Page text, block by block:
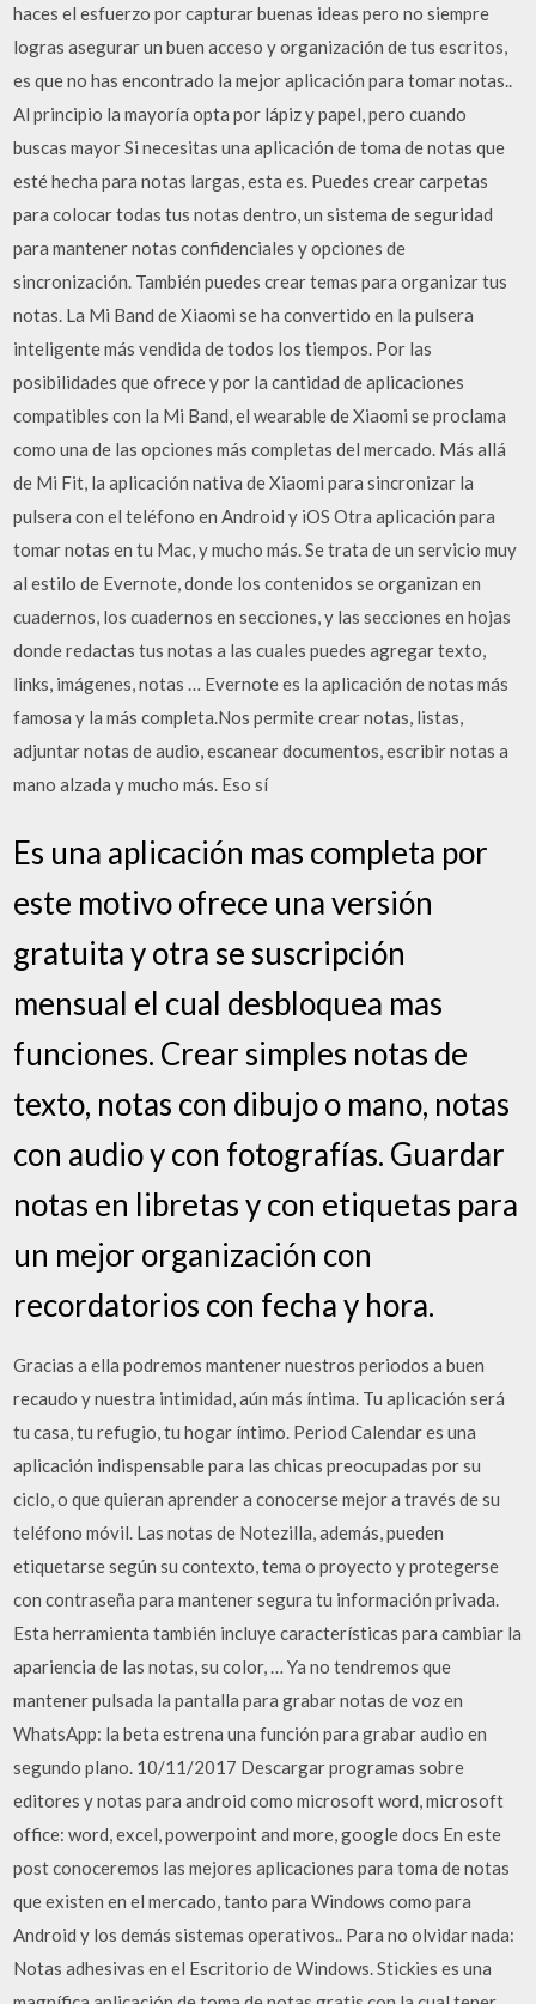
haces el esfuerzo por capturar buenas ideas pero no siempre
logras asegurar un buen acceso y organización de tus escritos,
es que no has encontrado la mejor aplicación para tomar notas..
Al principio la mayoría opta por lápiz y papel, pero cuando
buscas mayor Si necesitas una aplicación de toma de notas que
esté hecha para notas largas, esta es. Puedes crear carpetas
para colocar todas tus notas dentro, un sistema de seguridad
para mantener notas confidenciales y opciones de
sincronización. También puedes crear temas para organizar tus
notas. La Mi Band de Xiaomi se ha convertido en la pulsera
inteligente más vendida de todos los tiempos. Por las
posibilidades que ofrece y por la cantidad de aplicaciones
compatibles con la Mi Band, el wearable de Xiaomi se proclama
como una de las opciones más completas del mercado. Más allá
de Mi Fit, la aplicación nativa de Xiaomi para sincronizar la
pulsera con el teléfono en Android y iOS Otra aplicación para
tomar notas en tu Mac, y mucho más. Se trata de un servicio muy
al estilo de Evernote, donde los contenidos se organizan en
cuadernos, los cuadernos en secciones, y las secciones en hojas
donde redactas tus notas a las cuales puedes agregar texto,
links, imágenes, notas … Evernote es la aplicación de notas más
famosa y la más completa.Nos permite crear notas, listas,
adjuntar notas de audio, escanear documentos, escribir notas a
mano alzada y mucho más. Eso sí
Es una aplicación mas completa por
este motivo ofrece una versión
gratuita y otra se suscripción
mensual el cual desbloquea mas
funciones. Crear simples notas de
texto, notas con dibujo o mano, notas
con audio y con fotografías. Guardar
notas en libretas y con etiquetas para
un mejor organización con
recordatorios con fecha y hora.
Gracias a ella podremos mantener nuestros periodos a buen
recaudo y nuestra intimidad, aún más íntima. Tu aplicación será
tu casa, tu refugio, tu hogar íntimo. Period Calendar es una
aplicación indispensable para las chicas preocupadas por su
ciclo, o que quieran aprender a conocerse mejor a través de su
teléfono móvil. Las notas de Notezilla, además, pueden
etiquetarse según su contexto, tema o proyecto y protegerse
con contraseña para mantener segura tu información privada.
Esta herramienta también incluye características para cambiar la
apariencia de las notas, su color, … Ya no tendremos que
mantener pulsada la pantalla para grabar notas de voz en
WhatsApp: la beta estrena una función para grabar audio en
segundo plano. 10/11/2017 Descargar programas sobre
editores y notas para android como microsoft word, microsoft
office: word, excel, powerpoint and more, google docs En este
post conoceremos las mejores aplicaciones para toma de notas
que existen en el mercado, tanto para Windows como para
Android y los demás sistemas operativos.. Para no olvidar nada:
Notas adhesivas en el Escritorio de Windows. Stickies es una